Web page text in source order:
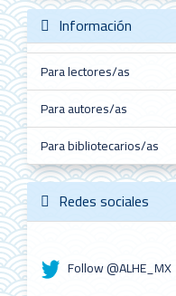
Información
Para lectores/as
Para autores/as
Para bibliotecarios/as
Redes sociales
Follow @ALHE_MX